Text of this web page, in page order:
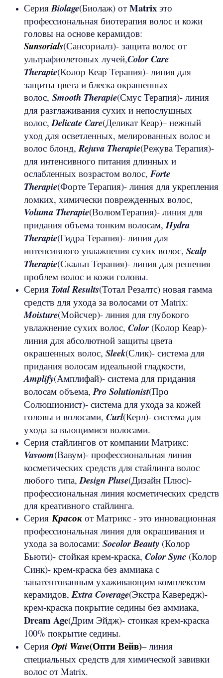
Серия Biolage(Биолаж) от Matrix это
профессиональная биотерапия волос и кожи
головы на основе керамидов:
Sunsorials(Сансориалз)- защита волос от
ультрафиолетовых лучей,ColorCare
Therapie(Колор Кеар Терапия)- линия для
защиты цвета и блеска окрашенных
волос, Smooth Therapie(Смус Терапия)- линия
для разглаживания сухих и непослушных
волос, DelicateCare(Деликат Кеар)– нежный
уход для осветленных, мелированных волос и
волос блонд, Rejuva Therapie(Режува Терапия)-
для интенсивного питания длинных и
ослабленных возрастом волос, Forte
Therapie(Форте Терапия)- линия для укрепления
ломких, химически поврежденных волос,
Voluma Therapie(ВолюмТерапия)- линия для
придания объема тонким волосам, Hydra
Therapie(Гидра Терапия)- линия для
интенсивного увлажнения сухих волос, Scalp
Therapie(Скальп Терапия)- линия для решения
проблем волос и кожи головы.
Серия TotalResults(Тотал Резалтс) новая гамма
средств для ухода за волосами от Matrix:
Moisture(Мойсчер)- линия для глубокого
увлажнение сухих волос, Color(Колор Кеар)-
линия для абсолютной защиты цвета
окрашенных волос, Sleek(Слик)- система для
придания волосам идеальной гладкости,
Amplify(Амплифай)- система для придания
волосам объема, ProSolutionist(Про
Солюшионист)- система для ухода за кожей
головы и волосами, Curl(Керл)- система для
ухода за вьющимися волосами.
Серия стайлингов от компании Матрикс:
Vavoom(Вавум)- профессиональная линия
косметических средств для стайлинга волос
любого типа, Design Pluse(Дизайн Плюс)-
профессиональная линия косметических средств
для креативного стайлинга.
Серия Красок от Матрикс - это инновационная
профессиональная линия для окрашивания и
ухода за волосами: SocolorBeauty (Колор
Бьюти)- стойкая крем-краска, ColorSync (Колор
Синк)- крем-краска без аммиака с
запатентованным ухаживающим комплексом
керамидов, ExtraCoverage(Экстра Кавередж)-
крем-краска покрытие седины без аммиака,
Dream Age(Дрим Эйдж)- стоикая крем-краска
100% покрытие седины.
Серия Opti Wave(Опти Вейв)– линия
специальных средств для химической завивки
волос от Matrix.